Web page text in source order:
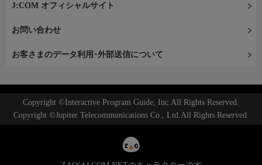
J:COM オフィシャルサイト
お問い合わせ
お客さまのデータ利用･外部送信について
Copyright ©Interactive Program Guide, Inc.All Rights Reserved.
Copyright ©Jupiter Telecommunications Co., Ltd.All Rights Reserved.